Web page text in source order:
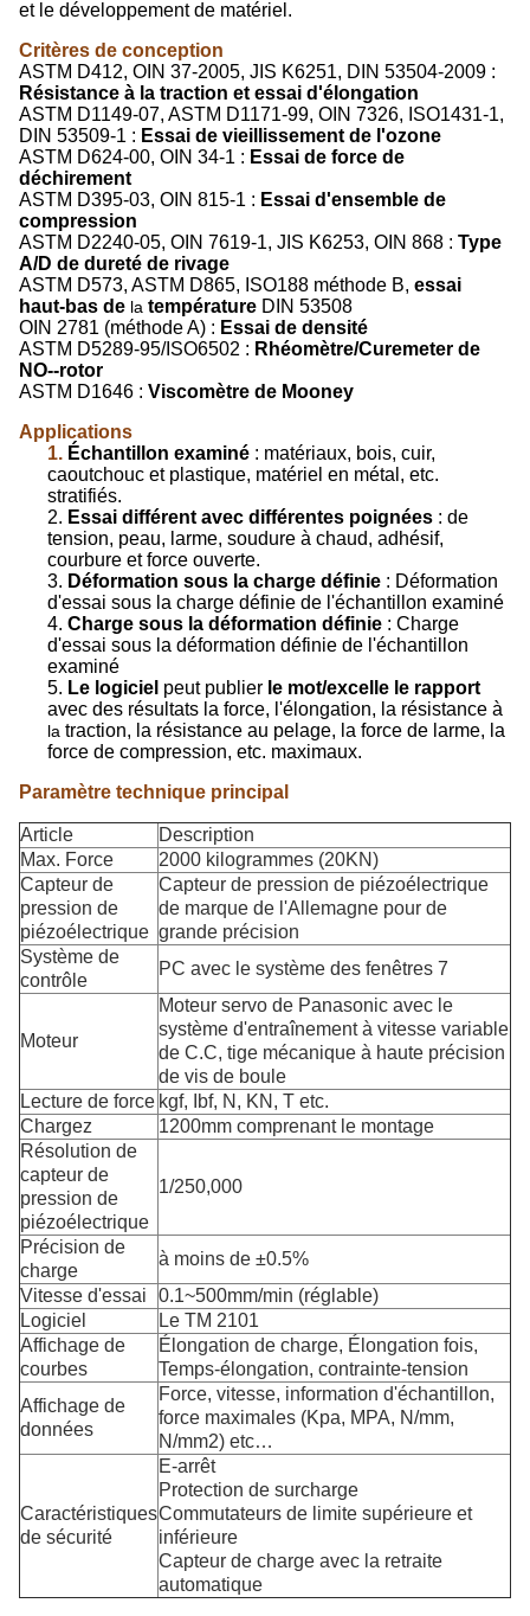
et le développement de matériel.
Critères de conception
ASTM D412, OIN 37-2005, JIS K6251, DIN 53504-2009 :
Résistance à la traction et essai d'élongation
ASTM D1149-07, ASTM D1171-99, OIN 7326, ISO1431-1,
DIN 53509-1 : Essai de vieillissement de l'ozone
ASTM D624-00, OIN 34-1 : Essai de force de
déchirement
ASTM D395-03, OIN 815-1 : Essai d'ensemble de
compression
ASTM D2240-05, OIN 7619-1, JIS K6253, OIN 868 : Type
A/D de dureté de rivage
ASTM D573, ASTM D865, ISO188 méthode B, essai
haut-bas de la température DIN 53508
OIN 2781 (méthode A) : Essai de densité
ASTM D5289-95/ISO6502 : Rhéomètre/Curemeter de
NO--rotor
ASTM D1646 : Viscomètre de Mooney
Applications
1. Échantillon examiné : matériaux, bois, cuir,
caoutchouc et plastique, matériel en métal, etc.
stratifiés.
2. Essai différent avec différentes poignées : de
tension, peau, larme, soudure à chaud, adhésif,
courbure et force ouverte.
3. Déformation sous la charge définie : Déformation
d'essai sous la charge définie de l'échantillon examiné
4. Charge sous la déformation définie : Charge
d'essai sous la déformation définie de l'échantillon
examiné
5. Le logiciel peut publier le mot/excelle le rapport
avec des résultats la force, l'élongation, la résistance à
la traction, la résistance au pelage, la force de larme, la
force de compression, etc. maximaux.
Paramètre technique principal
Article
Description
Max. Force
2000 kilogrammes (20KN)
Capteur de
pression de
piézoélectrique
Capteur de pression de piézoélectrique
de marque de l'Allemagne pour de
grande précision
Système de
contrôle
PC avec le système des fenêtres 7
Moteur
Moteur servo de Panasonic avec le
système d'entraînement à vitesse variable
de C.C, tige mécanique à haute précision
de vis de boule
Lecture de force kgf, Ibf, N, KN, T etc.
Chargez
1200mm comprenant le montage
Résolution de
capteur de
pression de
piézoélectrique
1/250,000
Précision de
charge
à moins de ±0.5%
Vitesse d'essai
0.1~500mm/min (réglable)
Logiciel
Le TM 2101
Affichage de
courbes
Élongation de charge, Élongation fois,
Temps-élongation, contrainte-tension
Affichage de
données
Force, vitesse, information d'échantillon,
force maximales (Kpa, MPA, N/mm,
N/mm2) etc…
Caractéristiques
de sécurité
E-arrêt
Protection de surcharge
Commutateurs de limite supérieure et
inférieure
Capteur de charge avec la retraite
automatique